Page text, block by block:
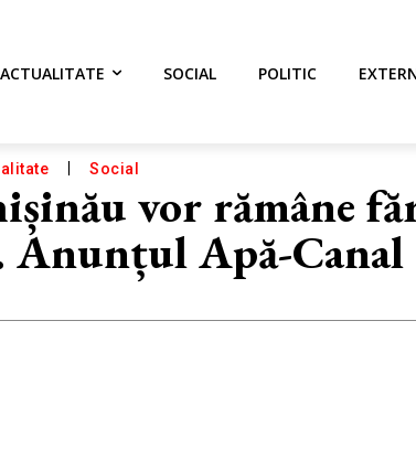
ACTUALITATE SOCIAL POLITIC
Social
vor rămâne
Anunțul Apă-Canal